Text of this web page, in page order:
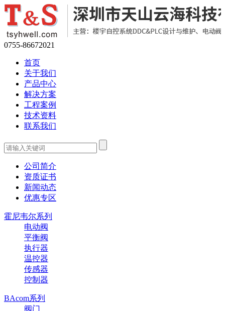
0755-86672021
首页
关于我们
产品中心
解决方案
工程案例
技术资料
联系我们
公司简介
资质证书
新闻动态
优惠专区
霍尼韦尔系列
电动阀
平衡阀
执行器
温控器
传感器
控制器
BAcom系列
阀门